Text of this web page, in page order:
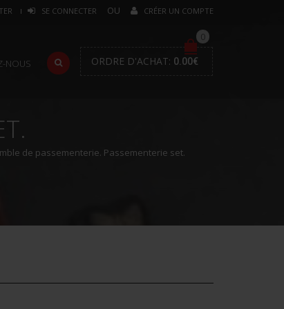
SE CONNECTER CRÉER UN COMPTE
NOUS
0
ORDRE D'ACHAT: 0.00€
de passementerie. Passementerie set.